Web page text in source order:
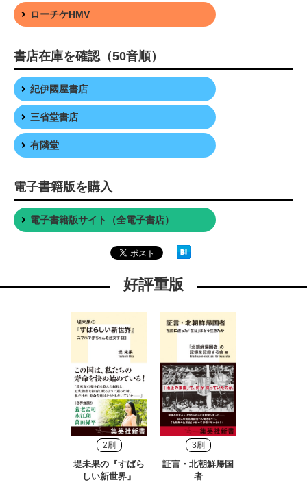
ローチケHMV
書店在庫を確認（50音順）
紀伊國屋書店
三省堂書店
有隣堂
電子書籍版を購入
電子書籍版サイト（全電子書店）
好評重版
2刷
堤未果の『すばら
しい新世界』
3刷
証言・北朝鮮帰国
者